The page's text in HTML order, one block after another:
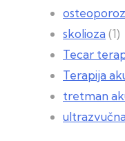
skolioza (1)
Tecar
Terapija
tretman